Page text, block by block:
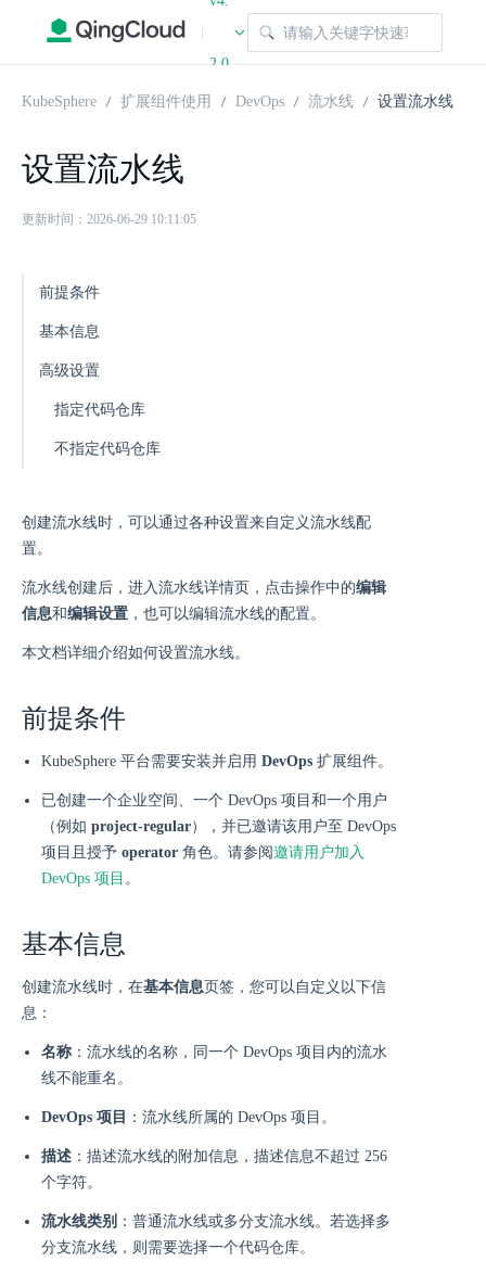
|
2.0
KubeSphere 扩展组件使用 DevOps 流水线 设置流水线
设置流水线
更新时间：2026-06-29 10:11:05
前提条件
基本信息
高级设置
指定代码仓库
不指定代码仓库
创建流水线时，可以通过各种设置来自定义流水线配
置。
流水线创建后，进入流水线详情页，点击操作中的编辑
信息和编辑设置 ，也可以编辑流水线的配置。
本文档详细介绍如何设置流水线。
前提条件
KubeSphere 平台需要安装并启用 DevOps 扩展组件。
已创建一个企业空间、一个 DevOps 项目和一个用户
（例如 project-regular），并已邀请该用户至 DevOps
项目且授予 operator 角色。请参阅邀请用户加入
DevOps 项目 。
基本信息
创建流水线时，在基本信息页签，您可以自定义以下信
息：
名称 ：流水线的名称，同一个 DevOps 项目内的流水
线不能重名。
DevOps 项目 ：流水线所属的 DevOps 项目。
描述 ：描述流水线的附加信息，描述信息不超过 256
个字符。
流水线类别 ：普通流水线或多分支流水线。若选择多
分支流水线，则需要选择一个代码仓库。